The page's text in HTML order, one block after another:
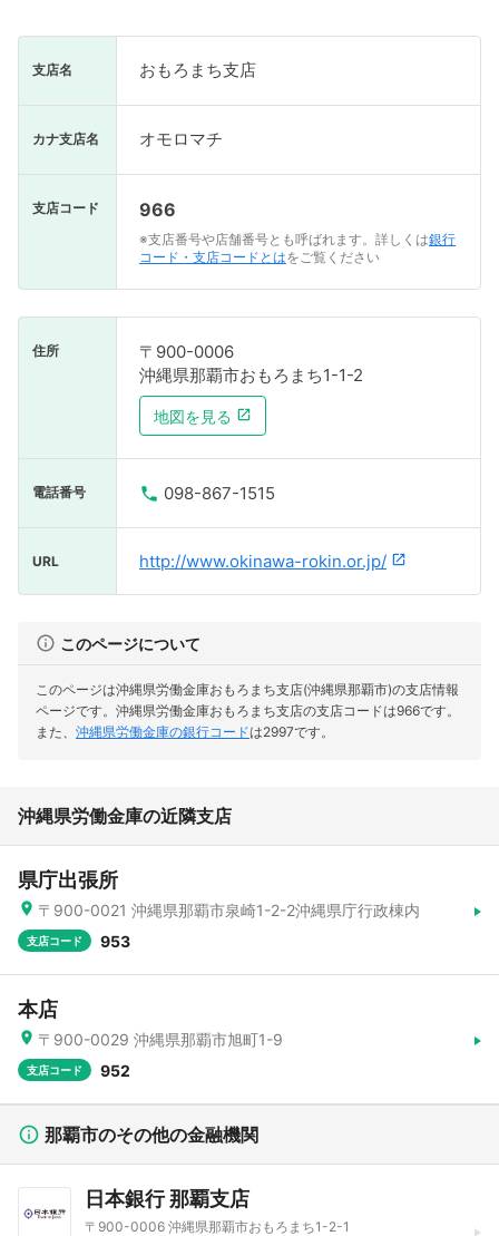
支店名 おもろまち支店
カナ支店名 オモロマチ
支店コード 966
※支店番号や店舗番号とも呼ばれます。詳しくは銀行
コード・支店コードとはをご覧ください
住所
〒900-0006
沖縄県那覇市おもろまち1-1-2
地図を見る
電話番号 098-867-1515
URL http://www.okinawa-rokin.or.jp/
このページについて
このページは沖縄県労働金庫おもろまち支店(沖縄県那覇市)の支店情報
ページです。 沖縄県労働金庫おもろまち支店の支店コードは966です。
また、 沖縄県労働金庫の銀行コードは2997です。
沖縄県労働金庫の近隣支店
県庁出張所
〒900-0021 沖縄県那覇市泉崎1-2-2沖縄県庁行政棟内
支店コード 953
本店
〒900-0029 沖縄県那覇市旭町1-9
支店コード 952
那覇市のその他の金融機関
日本銀行 那覇支店
〒900-0006 沖縄県那覇市おもろまち1-2-1